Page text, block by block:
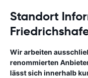
Standort
Wir arbeiten
renommierten
lässt sich innerhalb